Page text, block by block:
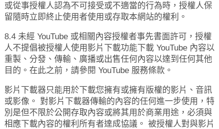
或從事授權人認為不可接受或不適當的行為時，授權人保
留隨時立即終止使用者使用或存取本網站的權利。
8.4 未經 YouTube 或相關內容授權者事先書面許可，授權
人不提倡被授權人使用影片下載功能下載 YouTube 內容以
重製、分發、傳輸、廣播或出售任何內容以達到任何其他
目的。在此之前，請參閱 YouTube 服務條款。
影片下載器只能用於下載您擁有或擁有版權的影片、音訊
或影像。 對影片下載器傳輸的內容的任何進一步使用，特
別是但不限於公開存取內容或將其用於商業用途，必須與
相應下載內容的權利所有者達成協議。 被授權人對與影片